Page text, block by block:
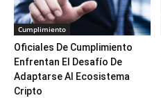
Cumplimiento
Oficiales De Cumplimiento
Enfrentan El Desafío De
Adaptarse Al Ecosistema
Cripto